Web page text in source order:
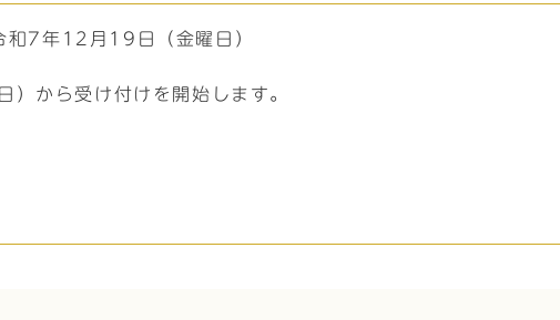
7年12月19日（金曜日）
から受け付けを開始します。